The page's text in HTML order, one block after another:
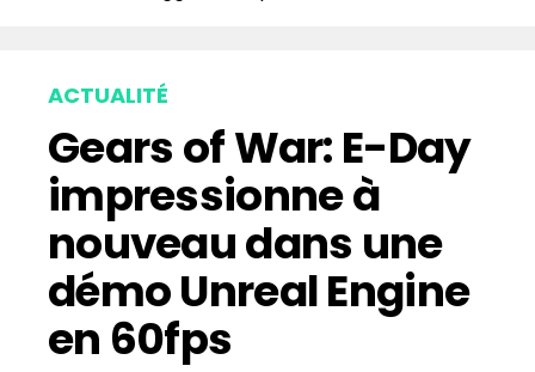
ACTUALITÉ
Gears of War: E-Day
impressionne à
nouveau dans une
démo Unreal Engine
en 60fps